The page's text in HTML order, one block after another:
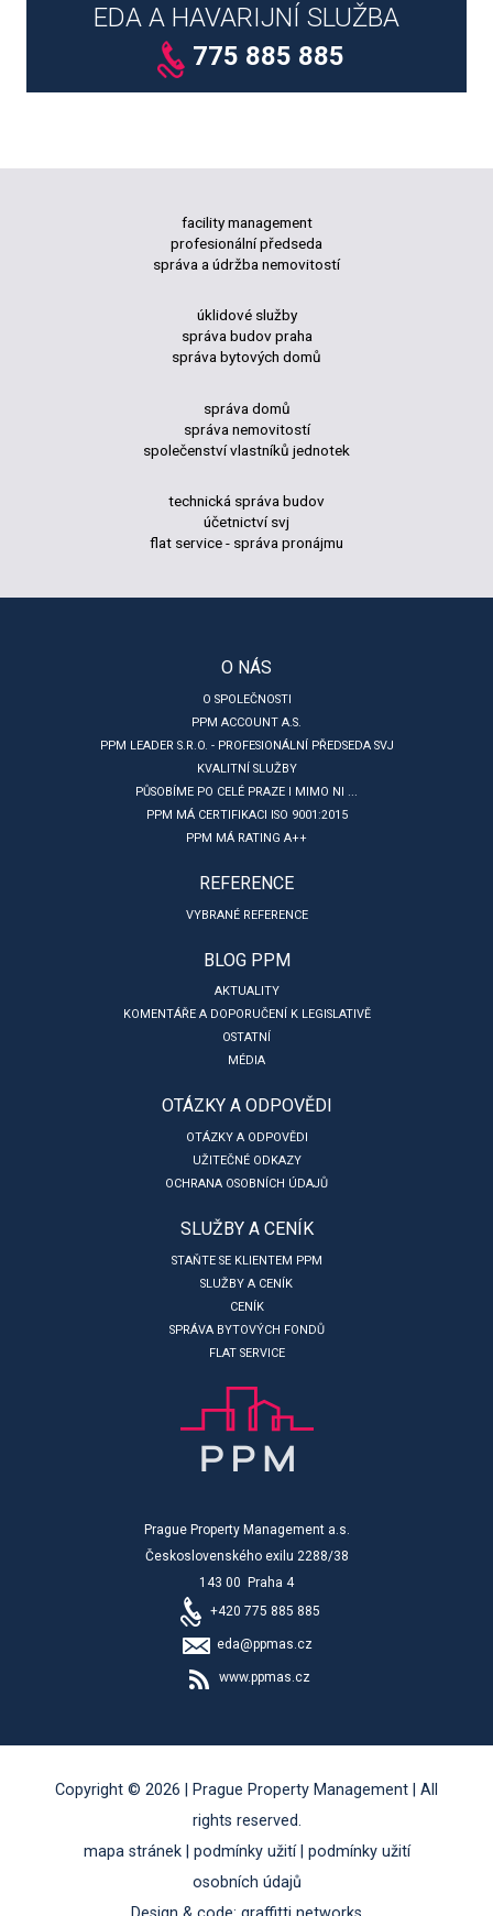
EDA A HAVARIJNÍ SLUŽBA
775 885 885
facility management
profesionální předseda
správa a údržba nemovitostí
úklidové služby
správa budov praha
správa bytových domů
správa domů
správa nemovitostí
společenství vlastníků jednotek
technická správa budov
účetnictví svj
flat service - správa pronájmu
O NÁS
O SPOLEČNOSTI
PPM ACCOUNT A.S.
PPM LEADER S.R.O. - PROFESIONÁLNÍ PŘEDSEDA SVJ
KVALITNÍ SLUŽBY
PŮSOBÍME PO CELÉ PRAZE I MIMO NI ...
PPM MÁ CERTIFIKACI ISO 9001:2015
PPM MÁ RATING A++
REFERENCE
VYBRANÉ REFERENCE
BLOG PPM
AKTUALITY
KOMENTÁŘE A DOPORUČENÍ K LEGISLATIVĚ
OSTATNÍ
MÉDIA
OTÁZKY A ODPOVĚDI
OTÁZKY A ODPOVĚDI
UŽITEČNÉ ODKAZY
OCHRANA OSOBNÍCH ÚDAJŮ
SLUŽBY A CENÍK
STAŇTE SE KLIENTEM PPM
SLUŽBY A CENÍK
CENÍK
SPRÁVA BYTOVÝCH FONDŮ
FLAT SERVICE
Prague Property Management a.s.
Československého exilu 2288/38
143 00 Praha 4
+420 775 885 885
eda@ppmas.cz
www.ppmas.cz
Copyright © 2026 | Prague Property Management | All
rights reserved.
mapa stránek| podmínky užití| podmínky užití
osobních údajů